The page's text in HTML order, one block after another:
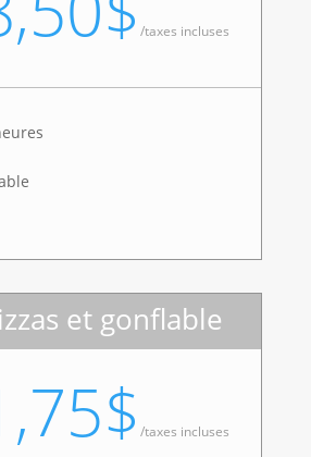
/taxes incluses
et gonflable
/taxes incluses